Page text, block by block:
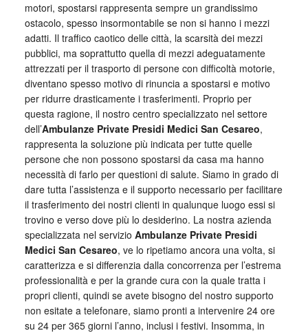
motori, spostarsi rappresenta sempre un grandissimo
ostacolo, spesso insormontabile se non si hanno i mezzi
adatti. Il traffico caotico delle città, la scarsità dei mezzi
pubblici, ma soprattutto quella di mezzi adeguatamente
attrezzati per il trasporto di persone con difficoltà motorie,
diventano spesso motivo di rinuncia a spostarsi e motivo
per ridurre drasticamente i trasferimenti. Proprio per
questa ragione, il nostro centro specializzato nel settore
dell’Ambulanze Private Presidi Medici San Cesareo,
rappresenta la soluzione più indicata per tutte quelle
persone che non possono spostarsi da casa ma hanno
necessità di farlo per questioni di salute. Siamo in grado di
dare tutta l’assistenza e il supporto necessario per facilitare
il trasferimento dei nostri clienti in qualunque luogo essi si
trovino e verso dove più lo desiderino. La nostra azienda
specializzata nel servizio Ambulanze Private Presidi
Medici San Cesareo, ve lo ripetiamo ancora una volta, si
caratterizza e si differenzia dalla concorrenza per l’estrema
professionalità e per la grande cura con la quale tratta i
propri clienti, quindi se avete bisogno del nostro supporto
non esitate a telefonare, siamo pronti a intervenire 24 ore
su 24 per 365 giorni l’anno, inclusi i festivi. Insomma, in